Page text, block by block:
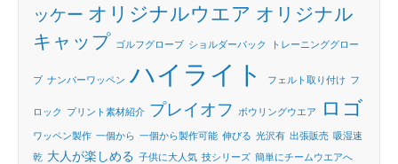
ッケー オリジナルウエア オリジナル
キャップ ゴルフグローブ ショルダーバック トレーニンググロー
ブ ナンバーワッペン ハイライト フェルト取り付け フ
ロック プリント素材紹介 プレイオフ ボウリングウエア ロゴ
ワッペン製作 一個から 一個から製作可能 伸びる 光沢有 出張販売 吸湿速
乾 大人が楽しめる 子供に大人気 技シリーズ 簡単にチームウエアへ